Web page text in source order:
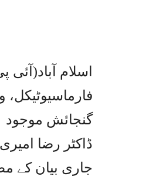
اسلام
گنجائش موجود
ڈاکٹر رضا
جاری بیان کے